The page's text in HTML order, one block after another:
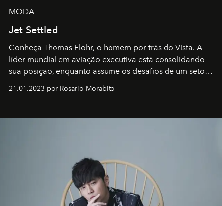
MODA
Jet Settled
Conheça Thomas Flohr, o homem por trás do Vista. A
líder mundial em aviação executiva está consolidando
sua posição, enquanto assume os desafios de um setor
em rápida evolução e redefinindo o conceito de luxo
21.01.2023 por Rosario Morabito